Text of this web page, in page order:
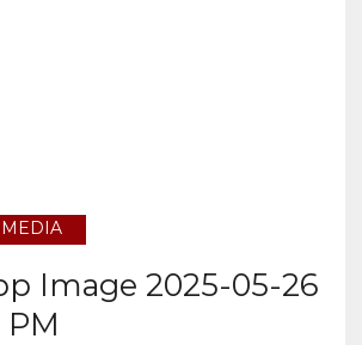
MEDIA
Image 2025-05-26
PM